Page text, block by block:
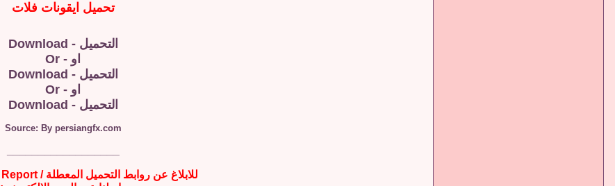
تحميل ايقونات فلات
التحميل - Download
او - Or
التحميل - Download
او - Or
التحميل - Download
Source: By persiangfx.com
للابلاغ عن روابط التحميل المعطلة / Broken Links Report